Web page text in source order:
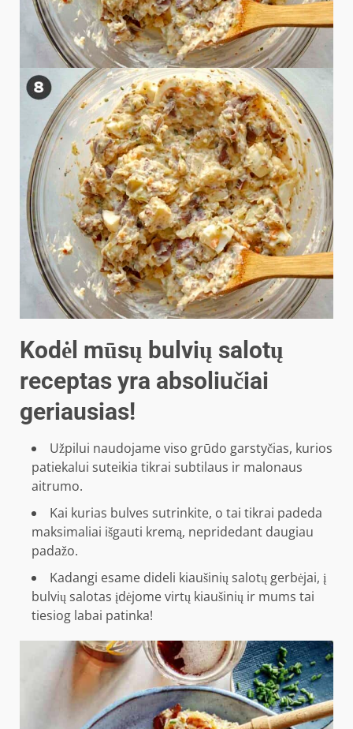
Kodėl mūsų bulvių salotų
receptas yra absoliučiai
geriausias!
Užpilui naudojame viso grūdo garstyčias, kurios
patiekalui suteikia tikrai subtilaus ir malonaus
aitrumo.
Kai kurias bulves sutrinkite, o tai tikrai padeda
maksimaliai išgauti kremą, nepridedant daugiau
padažo.
Kadangi esame dideli kiaušinių salotų gerbėjai, į
bulvių salotas įdėjome virtų kiaušinių ir mums tai
tiesiog labai patinka!